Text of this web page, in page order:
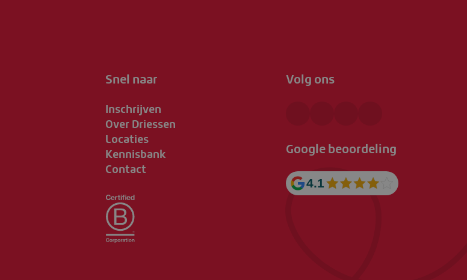
Snel naar
Inschrijven
Over Driessen
Locaties
Kennisbank
Contact
Volg ons
Google beoordeling
4.1